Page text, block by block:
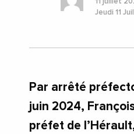
Jeudi 11
Par arrêté
juin 2024,
préfet de